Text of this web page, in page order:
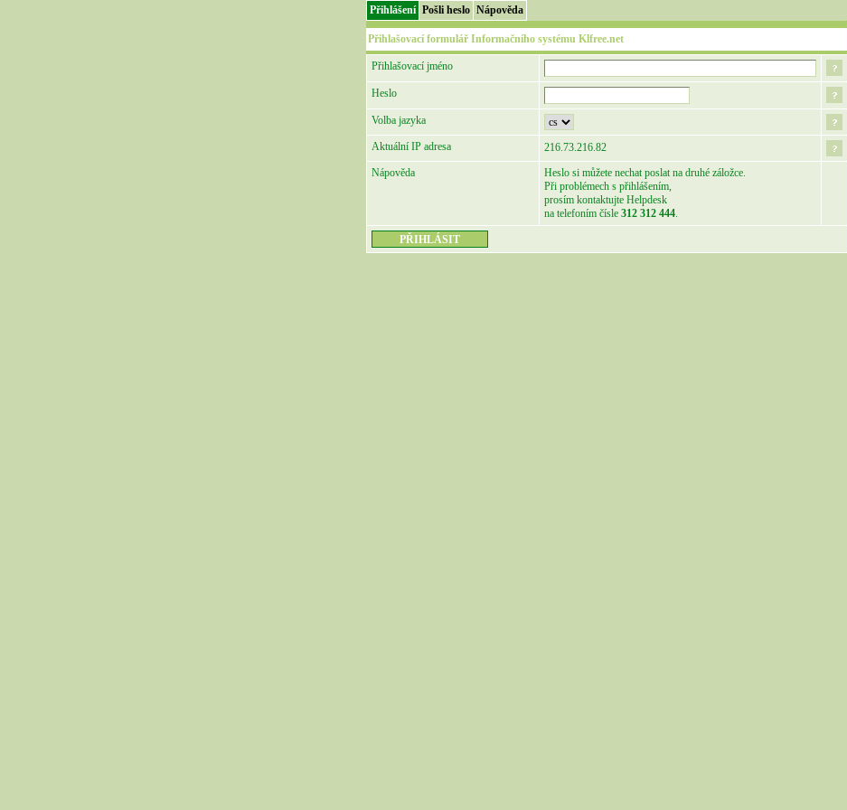
Přihlášení Pošli heslo Nápověda
Přihlašovací formulář Informačního systému Klfree.net
Přihlašovací jméno
Heslo
Volba jazyka
Aktuální IP adresa
216.73.216.82
Nápověda
Heslo si můžete nechat poslat na druhé záložce.
Při problémech s přihlášením,
prosím kontaktujte Helpdesk
na telefoním čísle 312 312 444.